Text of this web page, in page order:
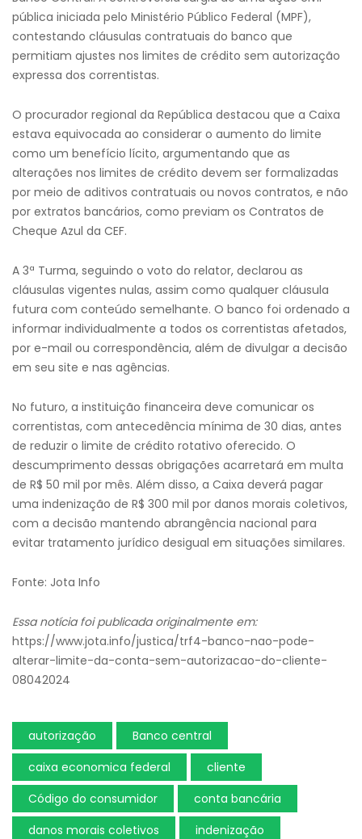
pública iniciada pelo Ministério Público Federal (MPF),
contestando cláusulas contratuais do banco que
permitiam ajustes nos limites de crédito sem autorização
expressa dos correntistas.
O procurador regional da República destacou que a Caixa
estava equivocada ao considerar o aumento do limite
como um benefício lícito, argumentando que as
alterações nos limites de crédito devem ser formalizadas
por meio de aditivos contratuais ou novos contratos, e não
por extratos bancários, como previam os Contratos de
Cheque Azul da CEF.
A 3ª Turma, seguindo o voto do relator, declarou as
cláusulas vigentes nulas, assim como qualquer cláusula
futura com conteúdo semelhante. O banco foi ordenado a
informar individualmente a todos os correntistas afetados,
por e-mail ou correspondência, além de divulgar a decisão
em seu site e nas agências.
No futuro, a instituição financeira deve comunicar os
correntistas, com antecedência mínima de 30 dias, antes
de reduzir o limite de crédito rotativo oferecido. O
descumprimento dessas obrigações acarretará em multa
de R$ 50 mil por mês. Além disso, a Caixa deverá pagar
uma indenização de R$ 300 mil por danos morais coletivos,
com a decisão mantendo abrangência nacional para
evitar tratamento jurídico desigual em situações similares.
Fonte: Jota Info
Essa notícia foi publicada originalmente em:
https://www.jota.info/justica/trf4-banco-nao-pode-
alterar-limite-da-conta-sem-autorizacao-do-cliente-
08042024
autorização
Banco central
caixa economica federal
cliente
Código do consumidor
conta bancária
danos morais coletivos
indenização